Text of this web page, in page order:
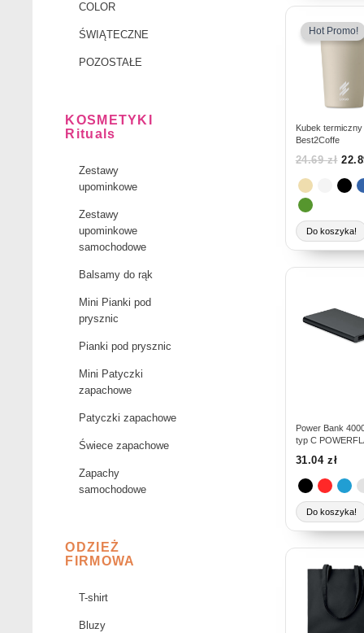
COLOR
ŚWIĄTECZNE
POZOSTAŁE
KOSMETYKI
Rituals
Zestawy
upominkowe
Zestawy
upominkowe
samochodowe
Balsamy do rąk
Mini Pianki pod
prysznic
Pianki pod prysznic
Mini Patyczki
zapachowe
Patyczki zapachowe
Świece zapachowe
Zapachy
samochodowe
ODZIEŻ
FIRMOWA
T-shirt
Bluzy
Hot Promo!
Kubek termiczny
Best2Coffe
24.69zł
cena
Do koszyka!
produkt
wiele
wariantów.
Opcje
można
wybrać
na
stronie
produktu
Power Bank
typ C
31.04zł
Do koszyka!
ma
wiele
na
stronie
produktu
produkt